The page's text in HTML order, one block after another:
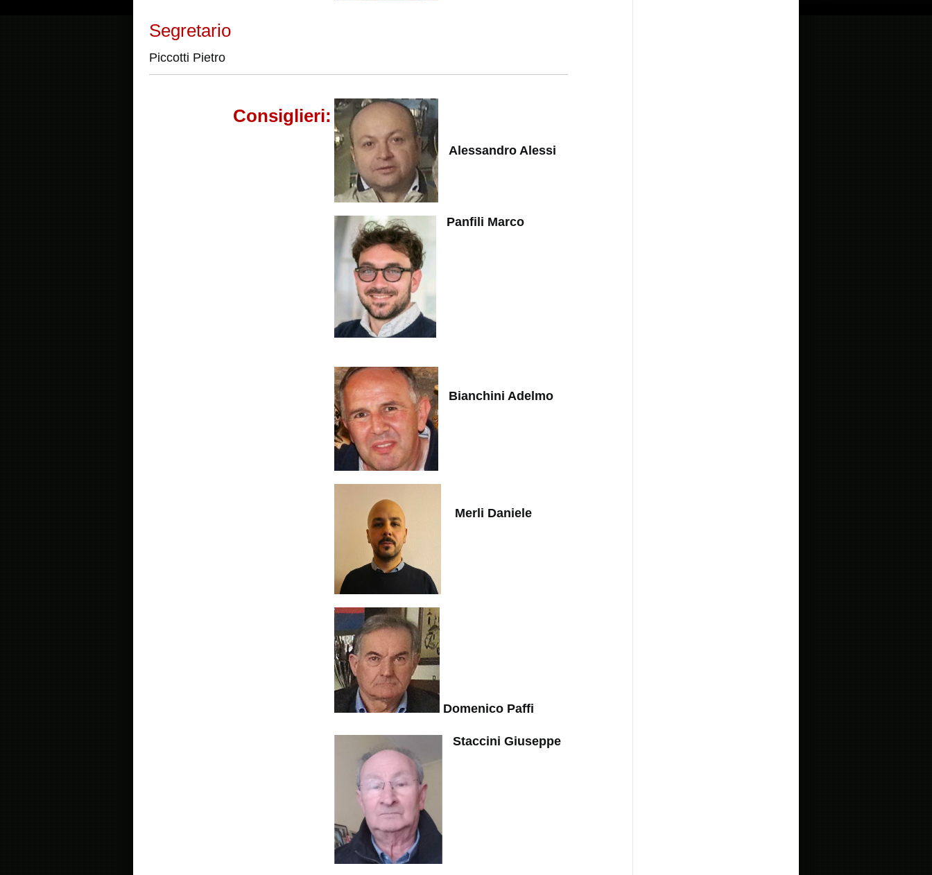
Segretario
Piccotti Pietro
Consiglieri:
Alessandro Alessi
Panfili Marco
Bianchini Adelmo
Merli Daniele
Domenico Paffi
Staccini Giuseppe